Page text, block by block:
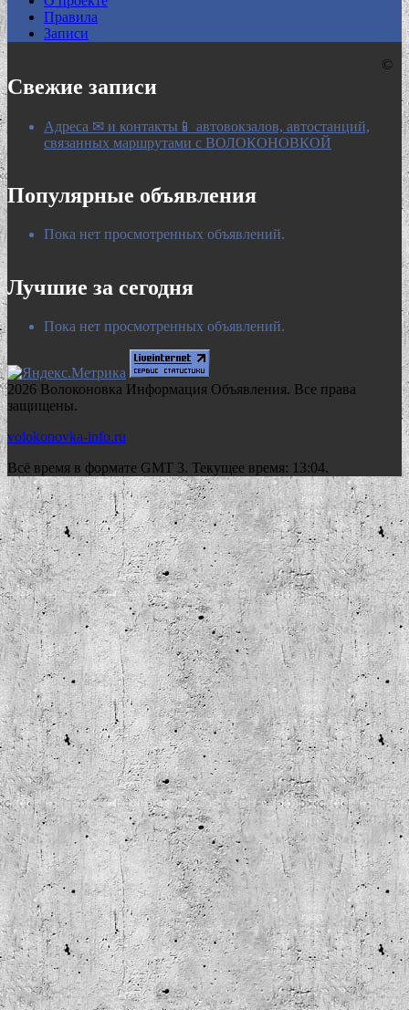
Правила
Записи
Свежие записи
Адреса ✉ и контакты📱 автовокзалов, автостанций,
связанных маршрутами с ВОЛОКОНОВКОЙ
Популярные объявления
Пока нет просмотренных объявлений.
Лучшие за сегодня
Пока нет просмотренных объявлений.
©
2026 Волоконовка Информация Объявления. Все права
защищены.
volokonovka-info.ru
Всё время в формате GMT 3. Текущее время: 13:04.